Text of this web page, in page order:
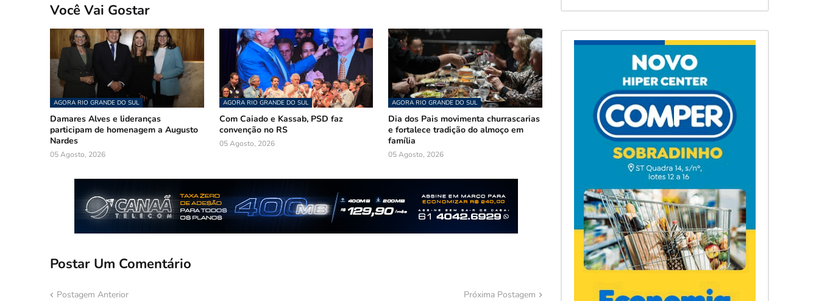
Você Vai Gostar
AGORA RIO GRANDE DO SUL
Damares Alves e lideranças
participam de homenagem a Augusto
Nardes
05 Agosto, 2026
AGORA RIO GRANDE DO SUL
Com Caiado e Kassab, PSD faz
convenção no RS
05 Agosto, 2026
AGORA RIO GRANDE DO SUL
Dia dos Pais movimenta churrascarias
e fortalece tradição do almoço em
família
05 Agosto, 2026
Postar Um Comentário
Postagem Anterior Próxima Postagem